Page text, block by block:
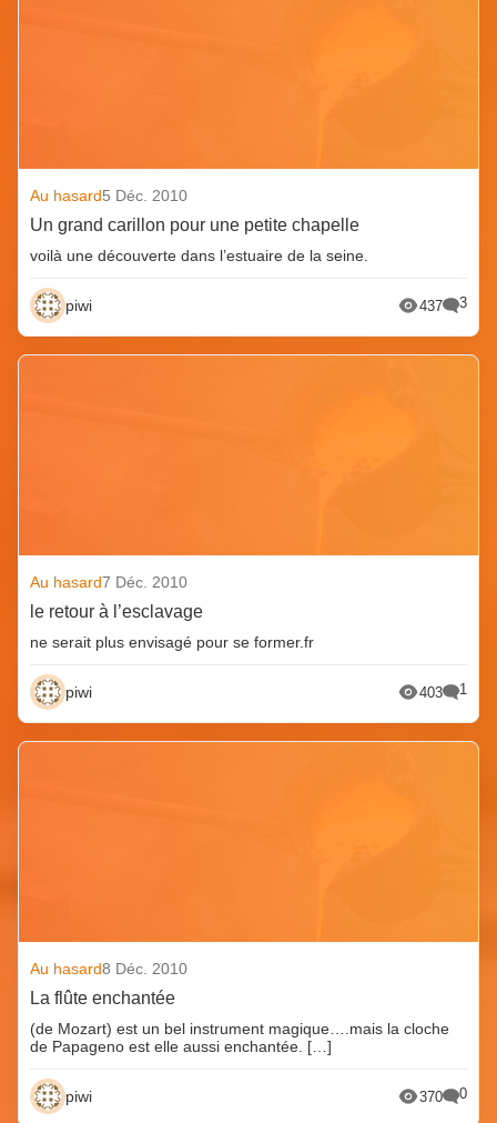
Au hasard5 Déc. 2010
Un grand carillon pour une petite chapelle
voilà une découverte dans l’estuaire de la seine.
piwi 437 3
Au hasard7 Déc. 2010
le retour à l’esclavage
ne serait plus envisagé pour se former.fr
piwi 403 1
Au hasard8 Déc. 2010
La flûte enchantée
(de Mozart) est un bel instrument magique….mais la cloche
de Papageno est elle aussi enchantée. […]
piwi 370 0